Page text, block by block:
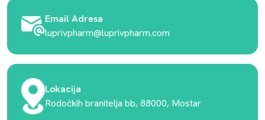
Email Adresa
luprivpharm@luprivpharm.com
Lokacija
Rodočkih branitelja bb, 88000, Mostar